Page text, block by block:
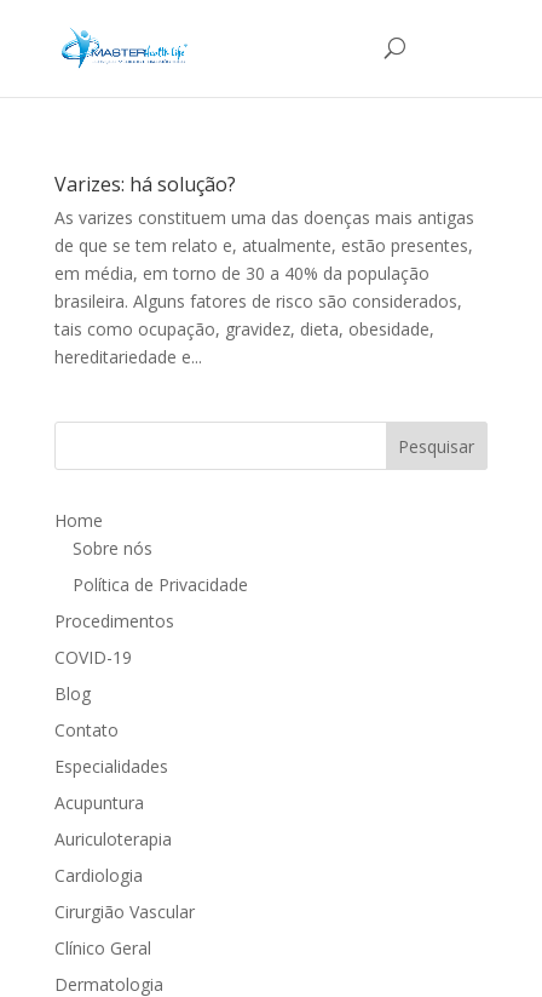
Varizes: há solução?
As varizes constituem uma das doenças mais antigas
de que se tem relato e, atualmente, estão presentes,
em média, em torno de 30 a 40% da população
brasileira. Alguns fatores de risco são considerados,
tais como ocupação, gravidez, dieta, obesidade,
hereditariedade e...
Home
Sobre nós
Política de Privacidade
Procedimentos
COVID-19
Blog
Contato
Especialidades
Acupuntura
Auriculoterapia
Cardiologia
Cirurgião Vascular
Clínico Geral
Dermatologia